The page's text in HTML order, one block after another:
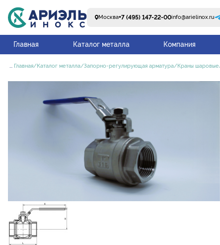
Москва+7 (495) 147-22-00info@arielinox.ru
Главная Каталог металла Компания
... Главная Каталог металла Запорно-регулирующая арматура Краны шаровые